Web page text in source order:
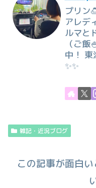
プリン
アレデ
ルマと
（ご
中！ 東
✨✨
雑記・近況ブログ
この記事が面白